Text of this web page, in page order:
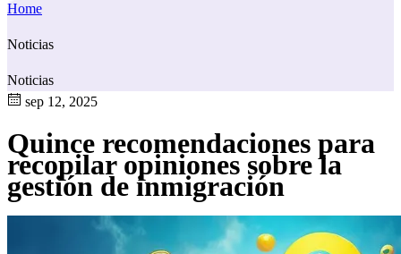
Home
Noticias
Noticias
sep 12, 2025
Quince recomendaciones para
recopilar opiniones sobre la
gestión de inmigración